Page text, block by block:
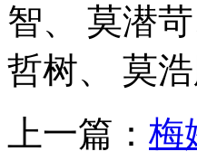
智、
莫潜苛
哲树、
莫浩
上一篇： 梅